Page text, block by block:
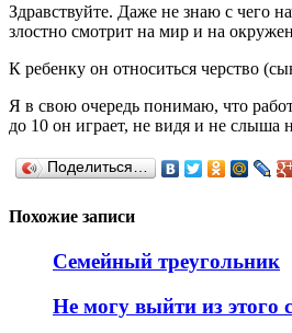
Здравствуйте. Даже не знаю с чего
злостно смотрит на мир и на
К ребенку он относиться черство
Я в свою очередь понимаю, что
до 10 он играет, не видя и не слыша
Поделиться…
Похожие записи
Семейный треугольник
Не могу выйти из этого